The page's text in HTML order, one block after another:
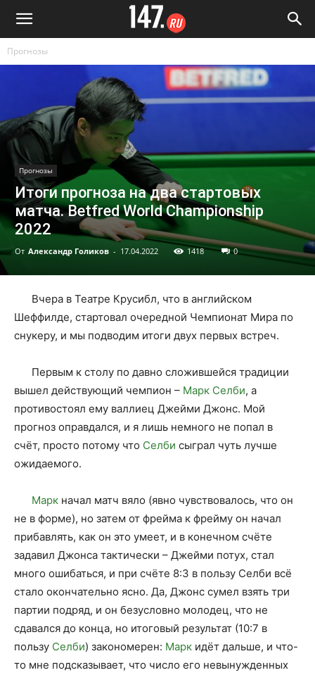
Прогнозы
Прогнозы
Итоги прогноза на два стартовых
матча. Betfred World Championship
2022
От Александр Голиков - 17.04.2022 1418 0
Вчера в Театре Крусибл, что в английском
Шеффилде, стартовал очередной Чемпионат Мира по
снукеру, и мы подводим итоги двух первых встреч.
Первым к столу по давно сложившейся традиции
вышел действующий чемпион – Марк Селби, а
противостоял ему валлиец Джейми Джонс. Мой
прогноз оправдался, и я лишь немного не попал в
счёт, просто потому что Селби сыграл чуть лучше
ожидаемого.
Марк начал матч вяло (явно чувствовалось, что он
не в форме), но затем от фрейма к фрейму он начал
прибавлять, как он это умеет, и в конечном счёте
задавил Джонса тактически – Джейми потух, стал
много ошибаться, и при счёте 8:3 в пользу Селби всё
стало окончательно ясно. Да, Джонс сумел взять три
партии подряд, и он безусловно молодец, что не
сдавался до конца, но итоговый результат (10:7 в
пользу Селби) закономерен: Марк идёт дальше, и что-
то мне подсказывает, что число его невынужденных